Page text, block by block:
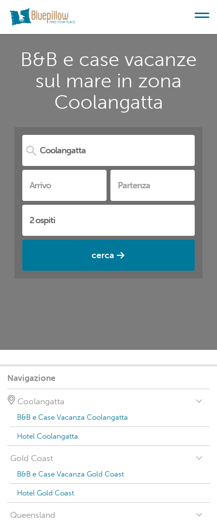
B&B e case vacanze
sul mare in zona
Coolangatta
cerca
Navigazione
Coolangatta
B&B e Case Vacanza Coolangatta
Hotel Coolangatta
Gold Coast
B&B e Case Vacanza Gold Coast
Hotel Gold Coast
Queensland